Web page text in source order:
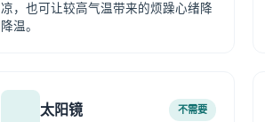
凉，也可让较高气温带来的烦躁心绪降
降温。
太阳镜 不需要